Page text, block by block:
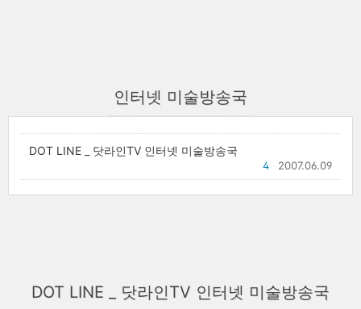
인터넷 미술방송국
DOT LINE _ 닷라인TV 인터넷 미술방송국
2007.06.09
4
DOT LINE _ 닷라인TV 인터넷 미술방송국